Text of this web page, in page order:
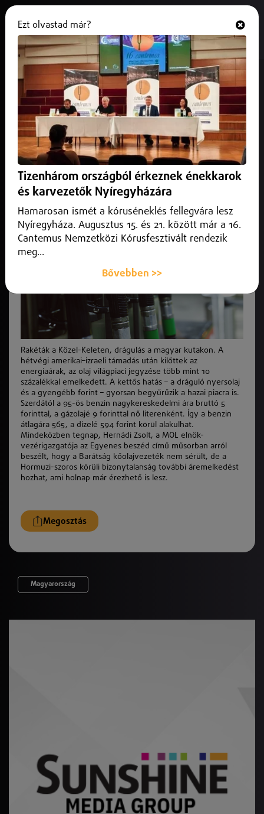
Kilőttek az olajárak, drágul a
tankolás
2026. március 03.Belföld
A hétvégi amerikai–izraeli támadás után kilőttek az
százalékkal emelkedett.
Rakéták a Közel-Keleten, drágulás a magyar kutakon. A
hétvégi amerikai–izraeli támadás után kilőttek az
energiaárak, az olaj világpiaci jegyzése több mint 10
százalékkal emelkedett. A kettős hatás – a dráguló nyersolaj
és a gyengébb forint – gyorsan begyűrűzik a hazai piacra is.
Szerdától a 95-ös benzin nagykereskedelmi ára bruttó 5
forinttal, a gázolajé 9 forinttal nő literenként. Így a benzin
átlagára 565, a dízelé 594 forint körül alakulhat.
Mindeközben tegnap, Hernádi Zsolt, a MOL elnök-
vezérigazgatója az Egyenes beszéd című műsorban arról
beszélt, hogy a Barátság kőolajvezeték nem sérült, de a
Hormuzi-szoros körüli bizonytalanság további áremelkedést
hozhat, ami holnap már érezhető is lesz.
Megosztás
Magyarország
Ezt olvastad már?
Tizenhárom országból érkeznek énekkarok
és karvezetők Nyíregyházára
Hamarosan ismét a kóruséneklés fellegvára lesz
Nyíregyháza. Augusztus 15. és 21. között már a 16.
Cantemus Nemzetközi Kórusfesztivált rendezik
meg...
Bővebben >>